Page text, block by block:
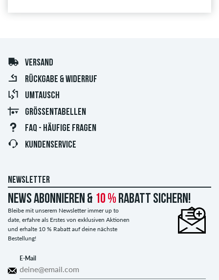
VERSAND
RÜCKGABE & WIDERRUF
UMTAUSCH
GRÖSSENTABELLEN
FAQ - HÄUFIGE FRAGEN
KUNDENSERVICE
NEWSLETTER
News abonnieren & 10 % Rabatt sichern!
Bleibe mit unserem Newsletter immer up to
date, erfahre als Erstes von exklusiven Aktionen
und erhalte 10 % Rabatt auf deine nächste
Bestellung!
E-Mail